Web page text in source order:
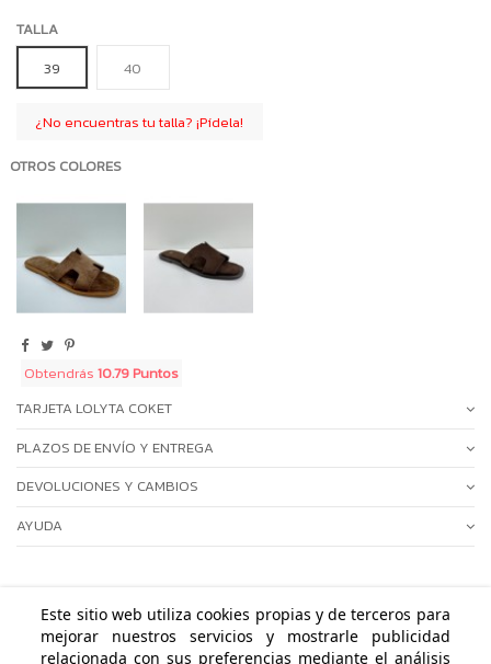
TALLA
39
40
¿No encuentras tu talla? ¡Pídela!
OTROS COLORES
Obtendrás 10.79 Puntos
TARJETA LOLYTA COKET
PLAZOS DE ENVÍO Y ENTREGA
DEVOLUCIONES Y CAMBIOS
AYUDA
ÁREA PERSONAL
Este sitio web utiliza cookies propias y de terceros para
mejorar nuestros servicios y mostrarle publicidad
relacionada con sus preferencias mediante el análisis